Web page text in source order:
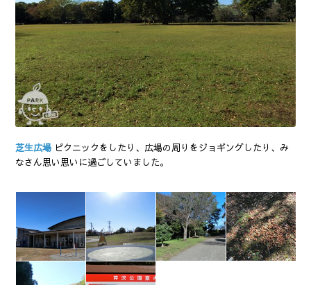
芝生広場 ピクニックをしたり、広場の周りをジョギングしたり、み
なさん思い思いに過ごしていました。